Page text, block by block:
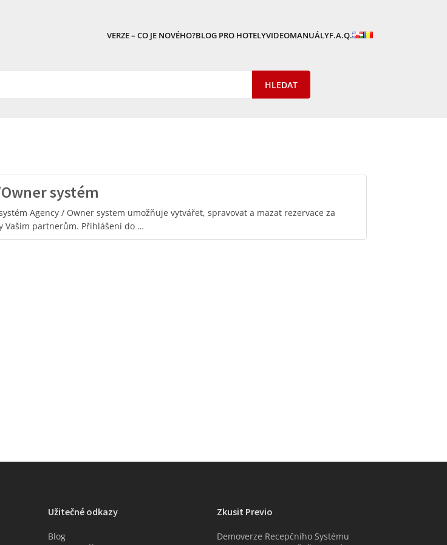
VERZE – CO JE NOVÉHO?BLOG PRO HOTELYVIDEOMANUÁLYF.A.Q.
systém
Agency / Owner system umožňuje vytvářet, spravovat a mazat rezervace za
Vašim partnerům. Přihlášení do …
Užitečné odkazy
Blog
Zkusit Previo
Demoverze Recepčního Systému